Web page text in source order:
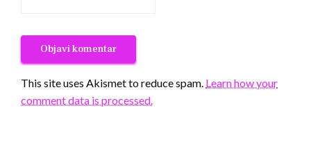
This site uses Akismet to reduce spam. Learn how your
comment data is processed.